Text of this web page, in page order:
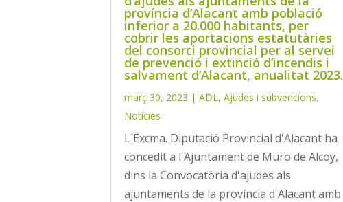
província d’Alacant amb població
inferior a 20.000 habitants, per
cobrir les aportacions estatutàries
del consorci provincial per al servei
de prevenció i extinció d’incendis i
salvament d’Alacant, anualitat 2023.
març 30, 2023 |ADL,Ajudes i subvencions,
Notícies
L´Excma. Diputació Provincial d'Alacant ha
concedit a l'Ajuntament de Muro de Alcoy,
dins la Convocatòria d'ajudes als
ajuntaments de la província d'Alacant amb